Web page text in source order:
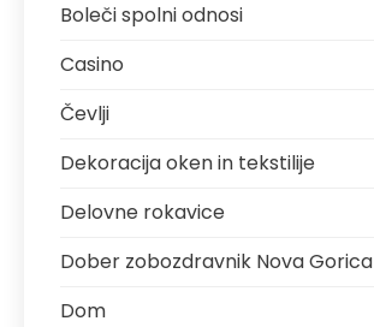
Boleči spolni odnosi
Casino
Čevlji
Dekoracija oken in tekstilije
Delovne rokavice
Dober zobozdravnik Nova Gorica
Dom